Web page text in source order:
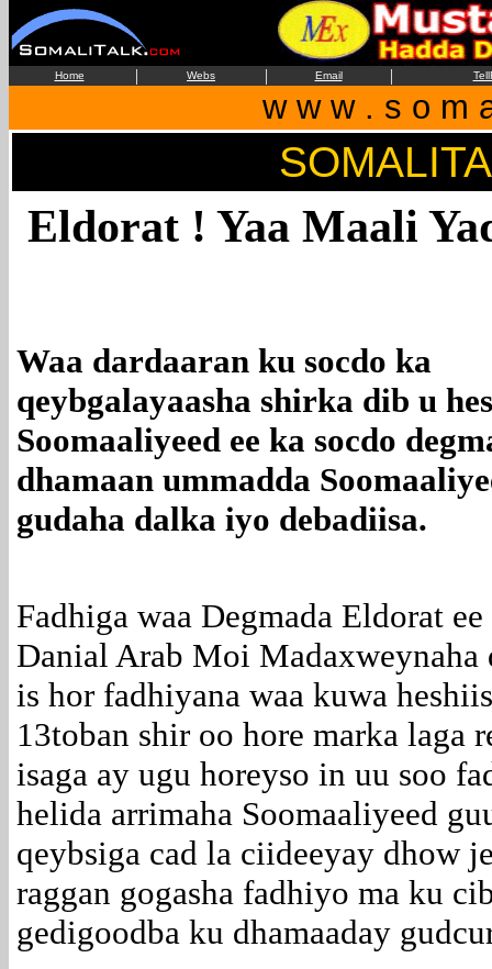
Home | Webs | Email |
w w w . s o m
Eldorat ! Yaa Maali
Waa dardaaran ku socdo ka
qeybgalayaasha shirka dib u
Soomaaliyeed ee ka socdo
dhamaan ummadda
gudaha dalka iyo debadiisa.
Fadhiga waa Degmada Eldorat
Danial Arab Moi
is hor fadhiyana waa kuwa
13toban shir oo hore marka laga
isaga ay ugu horeyso in uu soo
helida arrimaha Soomaaliyeed
qeybsiga cad la ciideeyay dhow
raggan gogasha fadhiyo ma ku
gedigoodba ku dhamaaday